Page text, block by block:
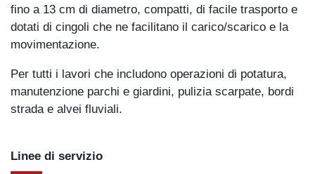
fino a 13 cm di diametro, compatti, di facile trasporto e
dotati di cingoli che ne facilitano il carico/scarico e la
movimentazione.
Per tutti i lavori che includono operazioni di potatura,
manutenzione parchi e giardini, pulizia scarpate, bordi
strada e alvei fluviali.
Linee di servizio